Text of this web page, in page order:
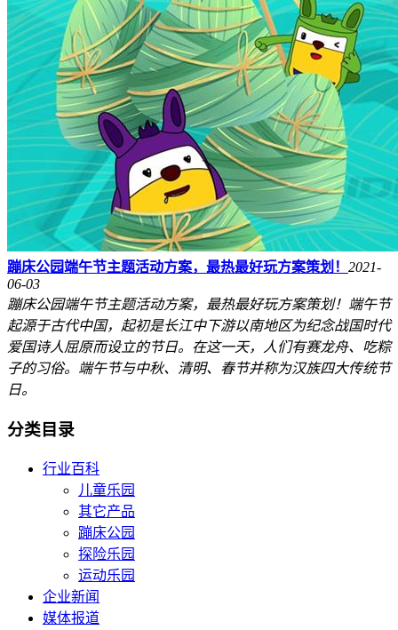
蹦床公园端午节主题活动方案，最热最好玩方案策划！ 2021-
06-03
蹦床公园端午节主题活动方案，最热最好玩方案策划！端午节
起源于古代中国，起初是长江中下游以南地区为纪念战国时代
爱国诗人屈原而设立的节日。在这一天，人们有赛龙舟、吃粽
子的习俗。端午节与中秋、清明、春节并称为汉族四大传统节
日。
分类目录
行业百科
儿童乐园
其它产品
蹦床公园
探险乐园
运动乐园
企业新闻
媒体报道